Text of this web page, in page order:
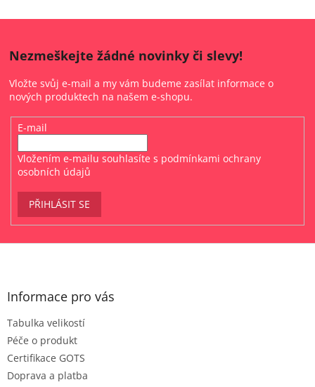
Nezmeškejte žádné novinky či slevy!
Vložte svůj e-mail a my vám budeme zasílat informace o
nových produktech na našem e-shopu.
E-mail
Vložením e-mailu souhlasíte s podmínkami ochrany
osobních údajů
PŘIHLÁSIT SE
Z
Informace pro vás
Tabulka velikostí
Péče o produkt
Certifikace GOTS
Doprava a platba